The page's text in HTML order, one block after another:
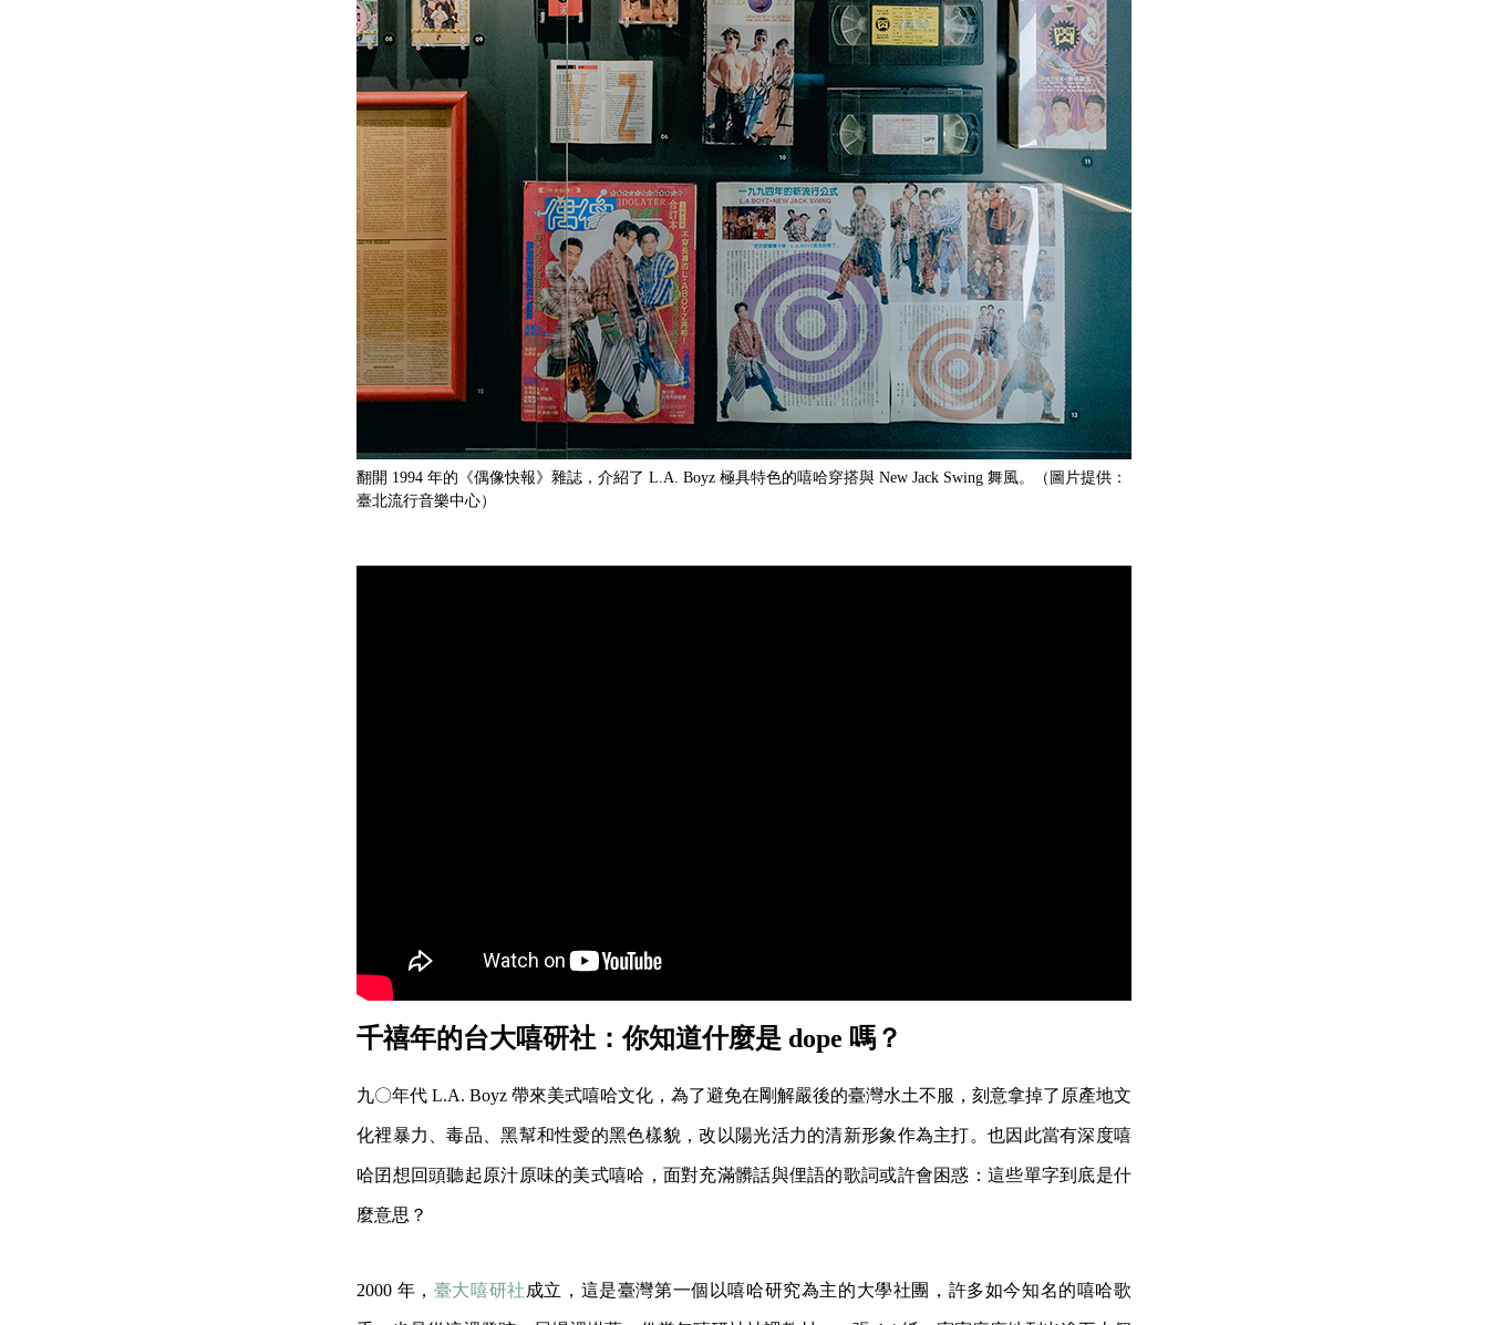
翻開 1994 年的《偶像快報》雜誌，介紹了 L.A. Boyz 極具特色的嘻哈穿搭與 New Jack Swing 舞風。（圖片提供：
臺北流行音樂中心）
千禧年的台大嘻研社：你知道什麼是 dope 嗎？
九〇年代 L.A. Boyz 帶來美式嘻哈文化，為了避免在剛解嚴後的臺灣水土不服，刻意拿掉了原產地文
化裡暴力、毒品、黑幫和性愛的黑色樣貌，改以陽光活力的清新形象作為主打。也因此當有深度嘻
哈囝想回頭聽起原汁原味的美式嘻哈，面對充滿髒話與俚語的歌詞或許會困惑：這些單字到底是什
麼意思？
2000 年， 臺大嘻研社 成立，這是臺灣第一個以嘻哈研究為主的大學社團，許多如今知名的嘻哈歌